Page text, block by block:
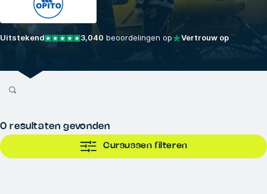
Uitstekend 3,040 beoordelingen op Vertrouw op
0 resultaten gevonden
Cursussen filteren